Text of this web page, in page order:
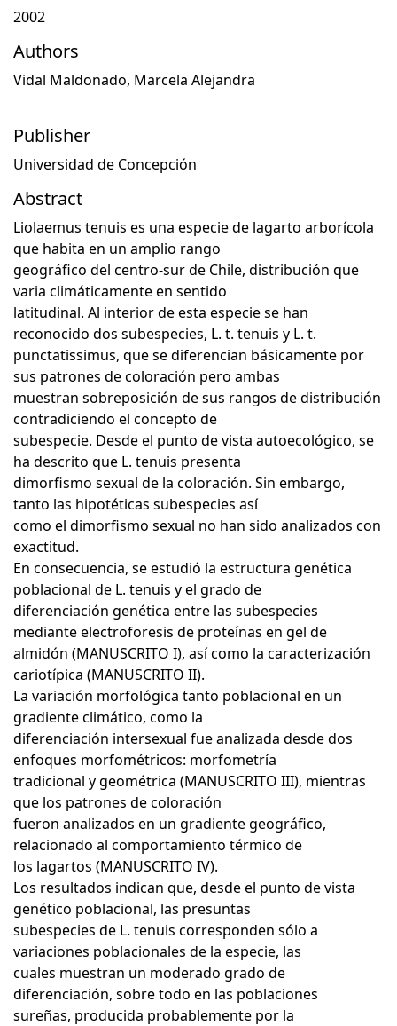
2002
Authors
Vidal Maldonado, Marcela Alejandra
Publisher
Universidad de Concepción
Abstract
Liolaemus tenuis es una especie de lagarto arborícola
que habita en un amplio rango
geográfico del centro-sur de Chile, distribución que
varia climáticamente en sentido
latitudinal. Al interior de esta especie se han
reconocido dos subespecies, L. t. tenuis y L. t.
punctatissimus, que se diferencian básicamente por
sus patrones de coloración pero ambas
muestran sobreposición de sus rangos de distribución
contradiciendo el concepto de
subespecie. Desde el punto de vista autoecológico, se
ha descrito que L. tenuis presenta
dimorfismo sexual de la coloración. Sin embargo,
tanto las hipotéticas subespecies así
como el dimorfismo sexual no han sido analizados con
exactitud.
En consecuencia, se estudió la estructura genética
poblacional de L. tenuis y el grado de
diferenciación genética entre las subespecies
mediante electroforesis de proteínas en gel de
almidón (MANUSCRITO I), así como la caracterización
cariotípica (MANUSCRITO II).
La variación morfológica tanto poblacional en un
gradiente climático, como la
diferenciación intersexual fue analizada desde dos
enfoques morfométricos: morfometría
tradicional y geométrica (MANUSCRITO III), mientras
que los patrones de coloración
fueron analizados en un gradiente geográfico,
relacionado al comportamiento térmico de
los lagartos (MANUSCRITO IV).
Los resultados indican que, desde el punto de vista
genético poblacional, las presuntas
subespecies de L. tenuis corresponden sólo a
variaciones poblacionales de la especie, las
cuales muestran un moderado grado de
diferenciación, sobre todo en las poblaciones
sureñas, producida probablemente por la